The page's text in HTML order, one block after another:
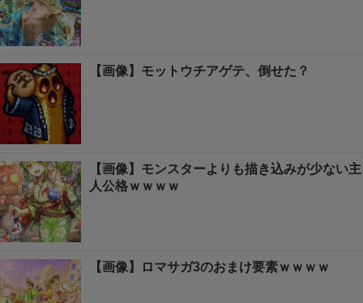
【画像】モットウチアゲテ、倒せた？
【画像】モンスターよりも描き込みが少ない主
人公格ｗｗｗｗ
【画像】ロマサガ3のおまけ要素ｗｗｗｗ